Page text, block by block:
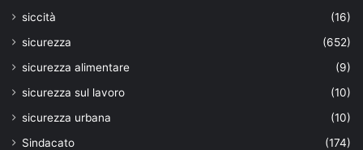
siccità
(16)
sicurezza
(652)
sicurezza alimentare
(9)
sicurezza sul lavoro
(10)
sicurezza urbana
(10)
Sindacato
(174)